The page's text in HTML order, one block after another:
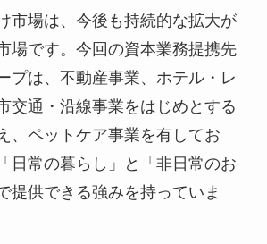
市場は、今後も持続的な拡大が
場です。今回の資本業務提携先
プは、不動産事業、ホテル・レ
交通・沿線事業をはじめとする
、ペットケア事業を有してお
日常の暮らし」と「非日常のお
提供できる強みを持っていま